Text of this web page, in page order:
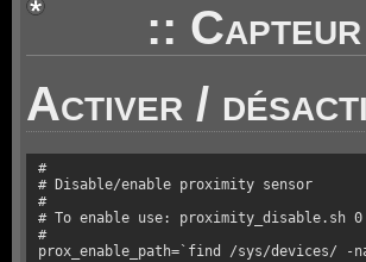
::
Activer /
#
# Disable/enable proximity sensor
#
# To enable use: proximity_disable.sh 0
#
prox_enable_path=`find /sys/devices/ -